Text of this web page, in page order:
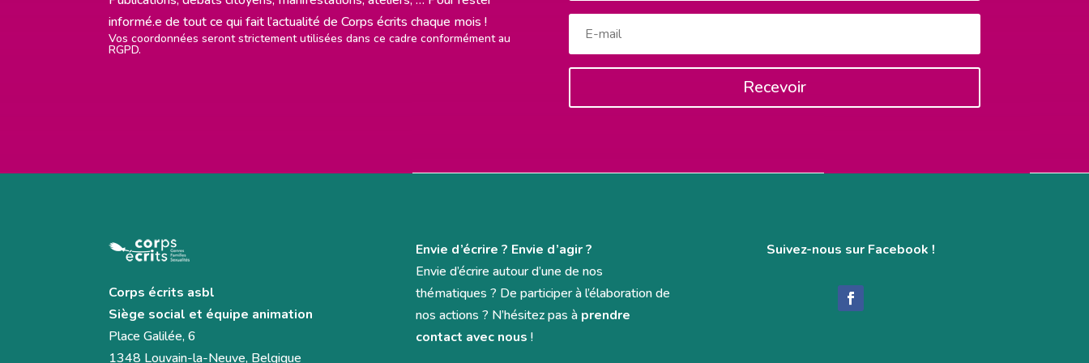
informé.e de tout ce qui fait l’actualité de Corps écrits chaque mois !
Vos coordonnées seront strictement utilisées dans ce cadre conformément au
RGPD.
Recevoir
Corps écrits asbl
Siège social et équipe animation
Place Galilée, 6
1348 Louvain-la-Neuve, Belgique
Envie d’écrire ? Envie d’agir ?
Envie d’écrire autour d’une de nos
thématiques ? De participer à l’élaboration de
nos actions ? N’hésitez pas à prendre
contact avec nous !
Suivez-nous sur Facebook !